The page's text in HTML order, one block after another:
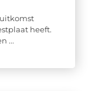
heeft.
...